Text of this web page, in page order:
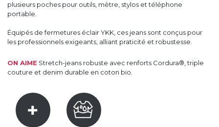
plusieurs poches pour outils, mètre, stylos et téléphone
portable.
Équipés de fermetures éclair YKK, ces jeans sont conçus pour
les professionnels exigeants, alliant praticité et robustesse.
ON AIME Stretch-jeans robuste avec renforts Cordura®, triple
couture et denim durable en coton bio.